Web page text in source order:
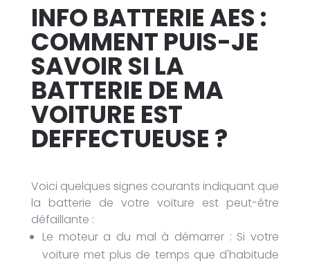
INFO BATTERIE AES :
COMMENT PUIS-JE
SAVOIR SI LA
BATTERIE DE MA
VOITURE EST
DEFFECTUEUSE ?
Voici quelques signes courants indiquant que
la batterie de votre voiture est peut-être
défaillante :
Le moteur a du mal à démarrer : Si votre
voiture met plus de temps que d'habitude